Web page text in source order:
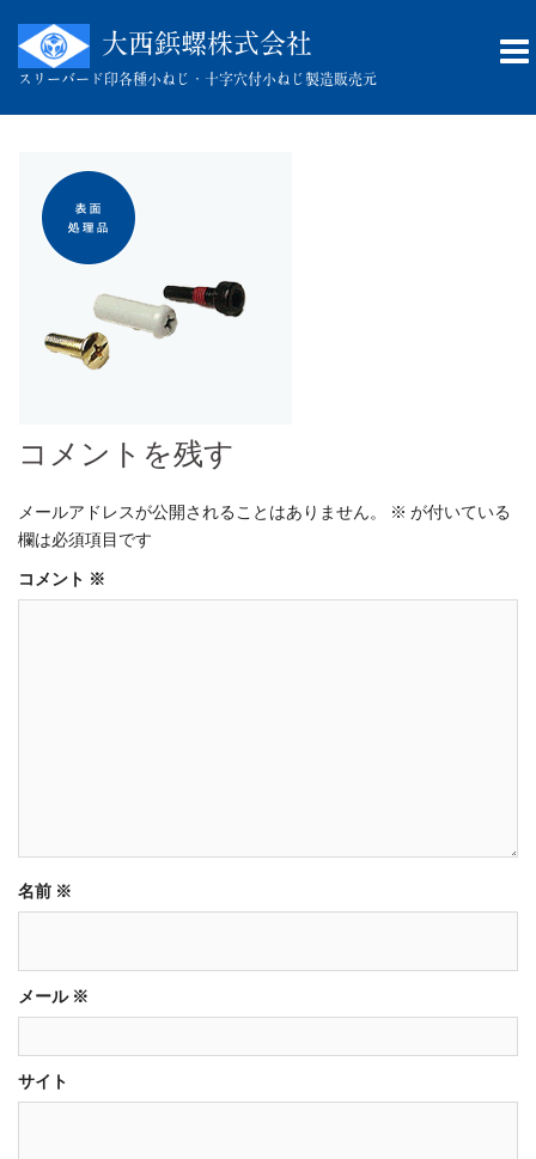
ツ
大西鋲螺株式会社
スリーバード印各種小ねじ・十字穴付小ねじ製造販売元
コメントを残す
メールアドレスが公開されることはありません。 ※ が付いている
欄は必須項目です
コメント ※
名前 ※
メール ※
サイト